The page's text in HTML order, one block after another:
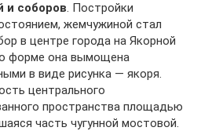
и соборов. Постройки
жемчужиной стал
в центре города на Якорной
форме она вымощена
в виде рисунка — якоря.
центрального
пространства площадью
часть чугунной мостовой.